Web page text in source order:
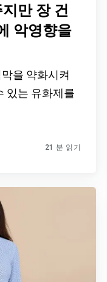
만 장 건
악영향을
을 약화시켜
있는 유화제를
21 분 읽기
뉴스레터를
요
연 건강 정보를 자유롭
께 개인정보와 표현의